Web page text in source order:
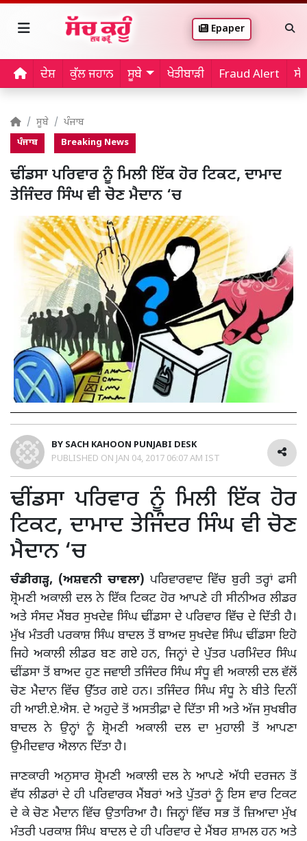
Epaper
ਦੇਸ਼ ਕੁੱਲ ਜਹਾਨ ਸੂਬੇ ਖੇਤੀਬਾੜੀ Fraud Alert
ਸੂਬੇ ਪੰਜਾਬ
ਪੰਜਾਬ Breaking News
ਢੀਂਡਸਾ ਪਰਿਵਾਰ ਨੂੰ ਮਿਲੀ ਇੱਕ ਹੋਰ ਟਿਕਟ, ਦਾਮਾਦ
ਤੇਜਿੰਦਰ ਸਿੰਘ ਵੀ ਚੋਣ ਮੈਦਾਨ ‘ਚ
BY SACH KAHOON PUNJABI DESK
PUBLISHED ON JAN 04, 2017 06:07 AM IST
ਢੀਂਡਸਾ ਪਰਿਵਾਰ ਨੂੰ ਮਿਲੀ ਇੱਕ ਹੋਰ
ਟਿਕਟ, ਦਾਮਾਦ ਤੇਜਿੰਦਰ ਸਿੰਘ ਵੀ ਚੋਣ
ਮੈਦਾਨ ‘ਚ
ਚੰਡੀਗੜ੍ਹ, (ਅਸ਼ਵਨੀ ਚਾਵਲਾ) ਪਰਿਵਾਰਵਾਦ ਵਿੱਚ ਬੁਰੀ ਤਰ੍ਹਾਂ ਫਸੀ
ਸ਼੍ਰੋਮਣੀ ਅਕਾਲੀ ਦਲ ਨੇ ਇੱਕ ਟਿਕਟ ਹੋਰ ਆਪਣੇ ਹੀ ਸੀਨੀਅਰ ਲੀਡਰ
ਅਤੇ ਸੰਸਦ ਮੈਂਬਰ ਸੁਖਦੇਵ ਸਿੰਘ ਢੀਂਡਸਾ ਦੇ ਪਰਿਵਾਰ ਵਿੱਚ ਦੇ ਦਿੱਤੀ ਹੈ।
ਮੁੱਖ ਮੰਤਰੀ ਪਰਕਾਸ਼ ਸਿੰਘ ਬਾਦਲ ਤੋਂ ਬਾਅਦ ਸੁਖਦੇਵ ਸਿੰਘ ਢੀਂਡਸਾ ਇਹੋ
ਜਿਹੇ ਅਕਾਲੀ ਲੀਡਰ ਬਣ ਗਏ ਹਨ, ਜਿਨ੍ਹਾਂ ਦੇ ਪੁੱਤਰ ਪਰਮਿੰਦਰ ਸਿੰਘ
ਢੀਂਡਸਾ ਤੋਂ ਬਾਅਦ ਹੁਣ ਜਵਾਈ ਤਜਿੰਦਰ ਸਿੰਘ ਸੰਧੂ ਵੀ ਅਕਾਲੀ ਦਲ ਵੱਲੋਂ
ਚੋਣ ਮੈਦਾਨ ਵਿੱਚ ਉੱਤਰ ਗਏ ਹਨ। ਤਜਿੰਦਰ ਸਿੰਘ ਸੰਧੂ ਨੇ ਬੀਤੇ ਦਿਨੀਂ
ਹੀ ਆਈ.ਏ.ਐਸ. ਦੇ ਅਹੁਦੇ ਤੋਂ ਅਸਤੀਫ਼ਾ ਦੇ ਦਿੱਤਾ ਸੀ ਅਤੇ ਅੱਜ ਸੁਖਬੀਰ
ਬਾਦਲ ਨੇ ਉਨ੍ਹਾਂ ਨੂੰ ਸ਼੍ਰੋਮਣੀ ਅਕਾਲੀ ਦਲ ਦਾ ਮੁਹਾਲੀ ਤੋਂ ਆਪਣਾ
ਉਮੀਦਵਾਰ ਐਲਾਨ ਦਿੱਤਾ ਹੈ।
ਜਾਣਕਾਰੀ ਅਨੁਸਾਰ ਸ਼੍ਰੋਮਣੀ ਅਕਾਲੀ ਦਲ ਨੇ ਆਪਣੇ ਅੱਧੀ ਦਰਜਨ ਤੋਂ
ਵੱਧ ਲੀਡਰਾਂ ਦੇ ਹੀ ਪਰਿਵਾਰਕ ਮੈਂਬਰਾਂ ਅਤੇ ਪੁੱਤਰਾਂ ਨੂੰ ਇਸ ਵਾਰ ਟਿਕਟ
ਦੇ ਕੇ ਚੋਣ ਮੈਦਾਨ ਵਿੱਚ ਉਤਾਰਿਆ ਹੈ। ਜਿਨ੍ਹਾਂ ਵਿੱਚ ਸਭ ਤੋਂ ਜ਼ਿਆਦਾ ਮੁੱਖ
ਮੰਤਰੀ ਪਰਕਾਸ਼ ਸਿੰਘ ਬਾਦਲ ਦੇ ਹੀ ਪਰਿਵਾਰ ਦੇ ਮੈਂਬਰ ਸ਼ਾਮਲ ਹਨ ਅਤੇ